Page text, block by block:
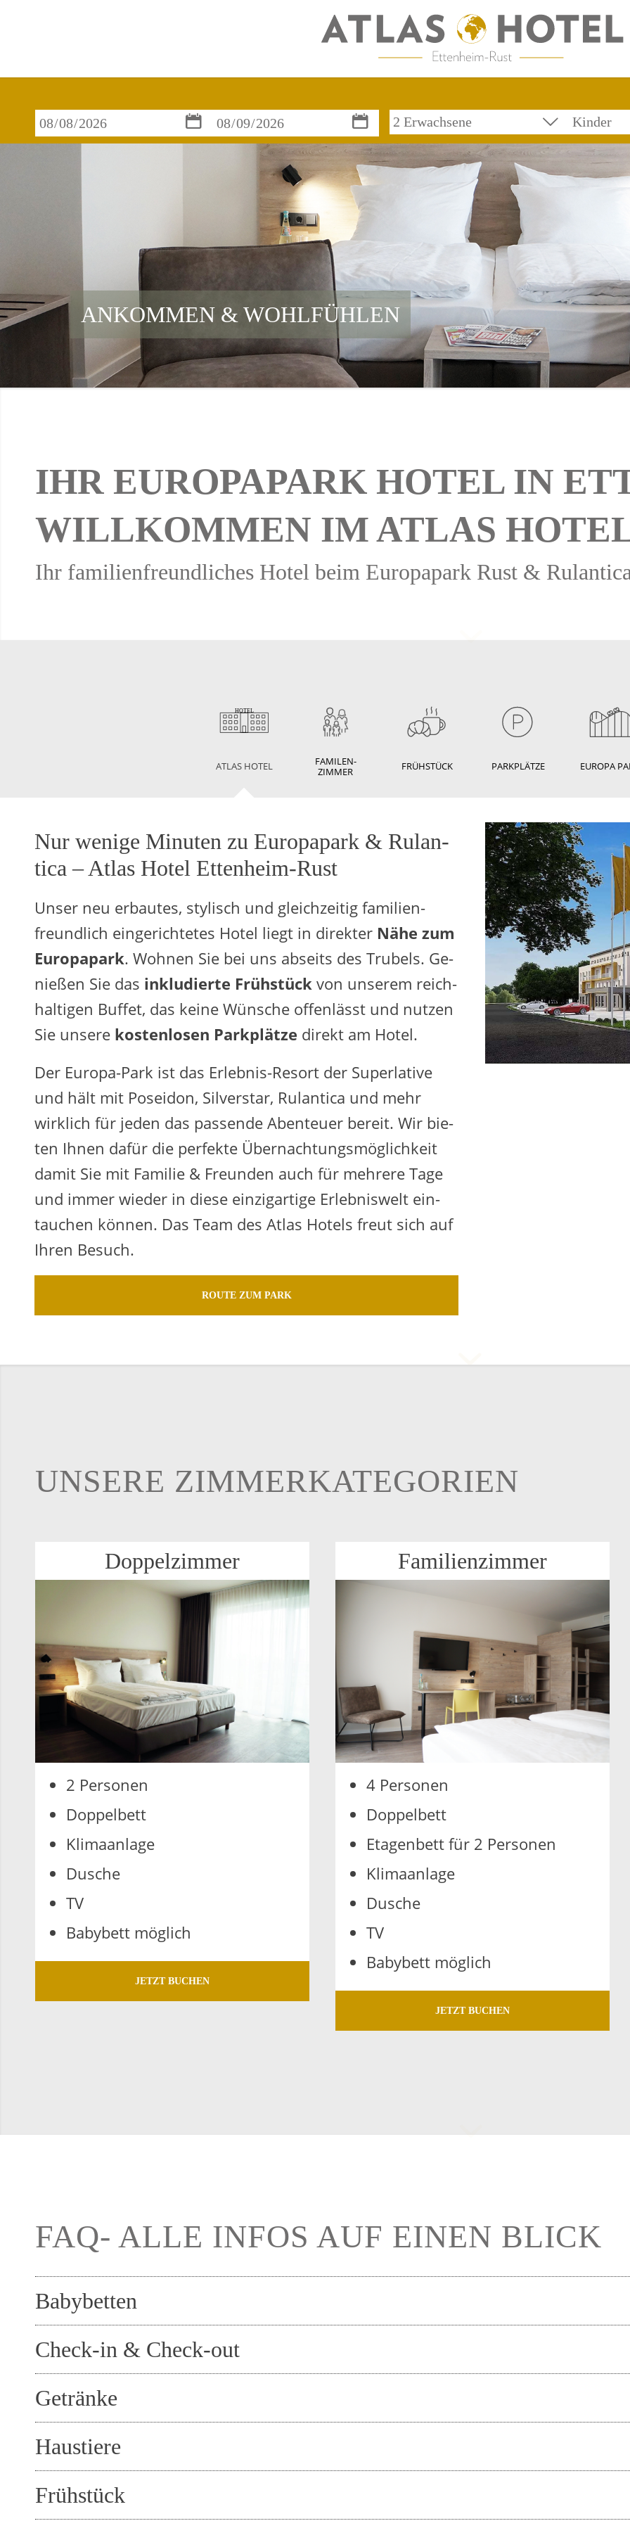
ANKOMMEN & WOHLFÜHLEN
IHR EU­RO­PA­PARK HOTEL IN
WILL­KOM­MEN IM ATLAS
Ihr fa­mi­li­en­freund­li­ches Hotel beim Eu­ro­pa­park Rust & Ru­lan­ti­ca
ATLAS HOTEL
FAMILEN-
ZIMMER
FRÜHSTÜCK PARKPLÄTZE EUROPA
Nur we­ni­ge Mi­nu­ten zu Eu­ro­pa­park & Ru­lan­
ti­ca – Atlas Hotel Et­ten­heim-Rust
Unser neu er­bau­tes, sty­lisch und gleich­zei­tig fa­mi­li­en­
freund­lich ein­ge­rich­te­tes Hotel liegt in di­rek­ter Nähe zum
Eu­ro­pa­park. Woh­nen Sie bei uns ab­seits des Tru­bels. Ge­
nie­ßen Sie das in­klu­dier­te Früh­stück von un­se­rem reich­
hal­ti­gen Buf­fet, das keine Wün­sche of­fen­lässt und nut­zen
Sie un­se­re kos­ten­lo­sen Park­plät­ze di­rekt am Hotel.
Der Eu­ro­pa-Park ist das Er­leb­nis-Re­sort der Su­per­la­ti­ve
und hält mit Po­sei­don, Sil­ver­star, Ru­lan­ti­ca und mehr
wirk­lich für jeden das pas­sen­de Aben­teu­er be­reit. Wir bie­
ten Ihnen dafür die per­fek­te Über­nach­tungs­mög­lich­keit
damit Sie mit Fa­mi­lie & Freun­den auch für meh­re­re Tage
und immer wie­der in diese ein­zig­ar­ti­ge Er­leb­nis­welt ein­
tau­chen kön­nen. Das Team des Atlas Ho­tels freut sich auf
Ihren Be­such.
ROUTE ZUM PARK
UN­SE­RE ZIM­MER­KA­TE­GO­RI­EN
Dop­pel­zim­mer
2 Per­so­nen
Dop­pel­bett
Kli­ma­an­la­ge
Du­sche
TV
Ba­by­bett mög­lich
JETZT BUCHEN
Fa­mi­li­en­zim­mer
4 Per­so­nen
Dop­pel­bett
Eta­gen­bett für 2 Per­so­nen
Kli­ma­an­la­ge
Du­sche
TV
Ba­by­bett mög­lich
JETZT BUCHEN
FAQ- ALLE INFOS AUF EINEN BLICK
Babybetten
Check-in & Check-out
Getränke
Haustiere
Frühstück